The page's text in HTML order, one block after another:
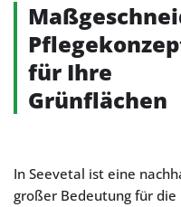
für Ihre
Grünflächen
In Seevetal ist eine
großer Bedeutung für die